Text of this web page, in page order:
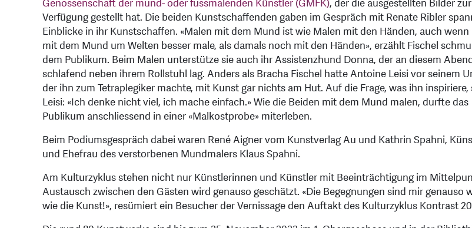
Genossenschaft der mund- oder fussmalenden Künstler (GMFK), der die ausgestellten Bilder zur
Verfügung gestellt hat. Die beiden Kunstschaffenden gaben im Gespräch mit Renate Ribler
Einblicke in ihr Kunstschaffen. «Malen mit dem Mund ist wie Malen mit den Händen, auch
mit dem Mund um Welten besser male, als damals noch mit den Händen», erzählt Fischel
dem Publikum. Beim Malen unterstütze sie auch ihr Assistenzhund Donna, der an diesem
schlafend neben ihrem Rollstuhl lag. Anders als Bracha Fischel hatte Antoine Leisi vor seinem
der ihn zum Tetraplegiker machte, mit Kunst gar nichts am Hut. Auf die Frage, was ihn inspiriere,
Leisi: «Ich denke nicht viel, ich mache einfach.» Wie die Beiden mit dem Mund malen, durfte das
Publikum anschliessend in einer «Malkostprobe» miterleben.
Beim Podiumsgespräch dabei waren René Aigner vom Kunstverlag Au und Kathrin Spahni,
und Ehefrau des verstorbenen Mundmalers Klaus Spahni.
Am Kulturzyklus stehen nicht nur Künstlerinnen und Künstler mit Beeinträchtigung im
Austausch zwischen den Gästen wird genauso geschätzt. «Die Begegnungen sind mir genauso
wie die Kunst!», resümiert ein Besucher der Vernissage den Auftakt des Kulturzyklus Kontrast